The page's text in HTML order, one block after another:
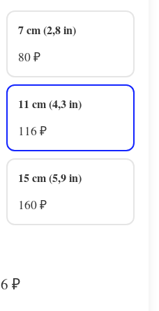
7 cm (2,8 in)
80 ₽
11 cm (4,3 in)
116 ₽
15 cm (5,9 in)
160 ₽
₽